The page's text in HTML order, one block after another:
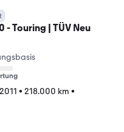
- Touring | TÜV Neu
• 218.000 km •